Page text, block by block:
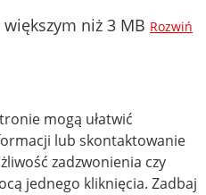
niż 3 MB Rozwiń
mogą ułatwić
lub skontaktowanie
zadzwonienia czy
jednego kliknięcia. Zadbaj